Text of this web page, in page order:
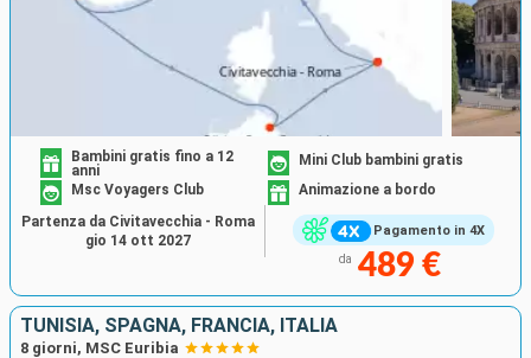
Pagamento in 4X
Bambini gratis fino a 12
anni
Mini Club bambini gratis
Msc Voyagers Club
Animazione a bordo
da 489 €
Partenza da Civitavecchia - Roma
gio 14 ott 2027
TUNISIA, SPAGNA, FRANCIA, ITALIA
8 giorni, MSC Euribia